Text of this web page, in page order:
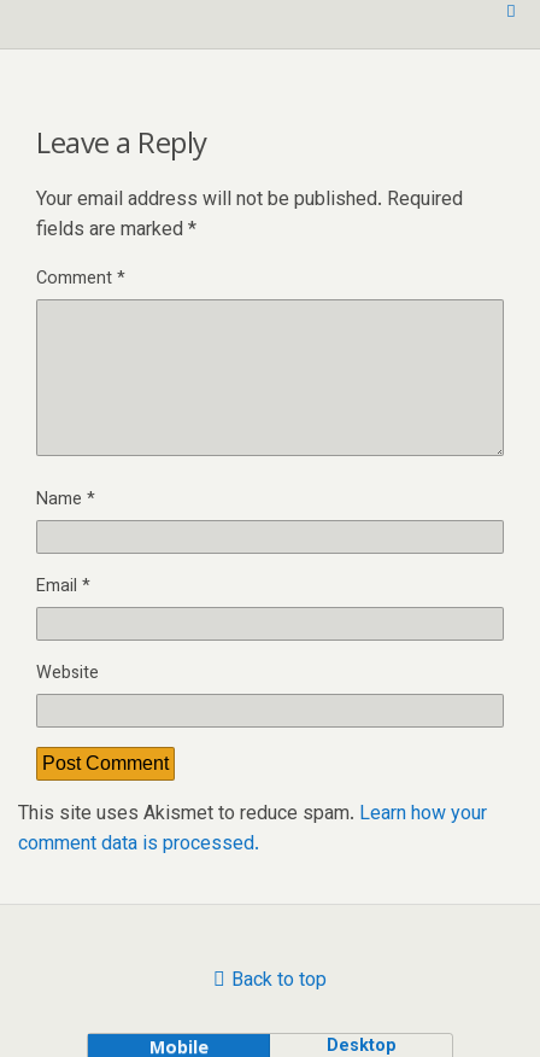
Leave a Reply
Your email address will not be published. Required
fields are marked *
Comment*
Name *
Email *
Website
This site uses Akismet to reduce spam. Learn how your
comment data is processed.
Back to top
Mobile Desktop